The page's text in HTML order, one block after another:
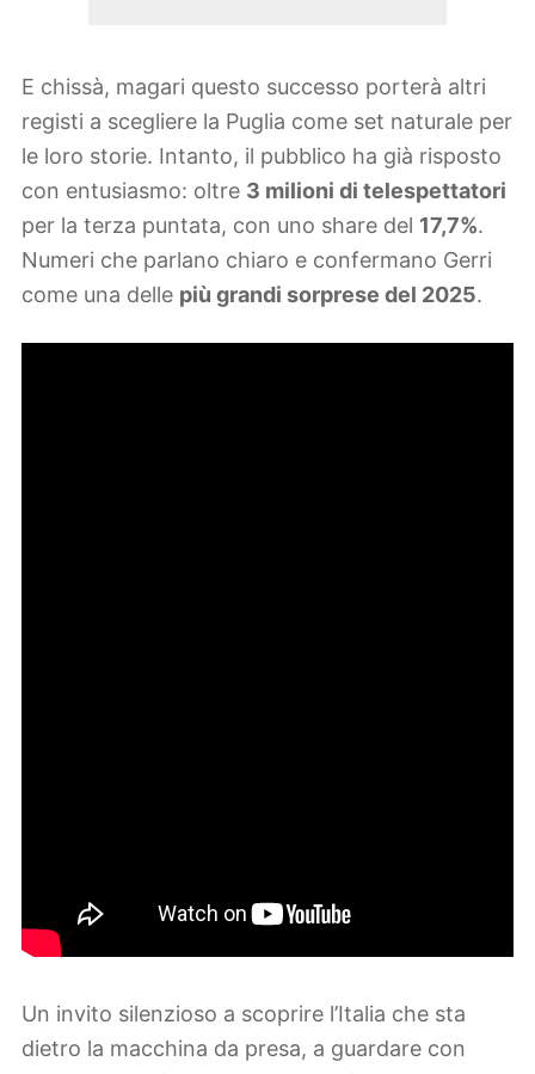
E chissà, magari questo successo porterà altri
registi a scegliere la Puglia come set naturale per
le loro storie. Intanto, il pubblico ha già risposto
con entusiasmo: oltre 3 milioni di telespettatori
per la terza puntata, con uno share del 17,7%.
Numeri che parlano chiaro e confermano Gerri
come una delle più grandi sorprese del 2025.
Un invito silenzioso a scoprire l’Italia che sta
dietro la macchina da presa, a guardare con